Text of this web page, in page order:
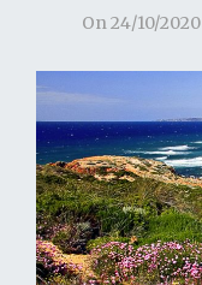
On24/10/2020